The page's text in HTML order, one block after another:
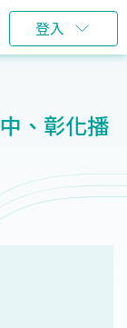
登入
、彰化播